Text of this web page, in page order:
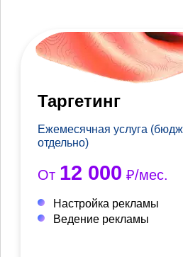
Таргетинг
Ежемесячная услуга
отдельно)
От 12 000 ₽/мес.
Настройка рекламы
Ведение рекламы